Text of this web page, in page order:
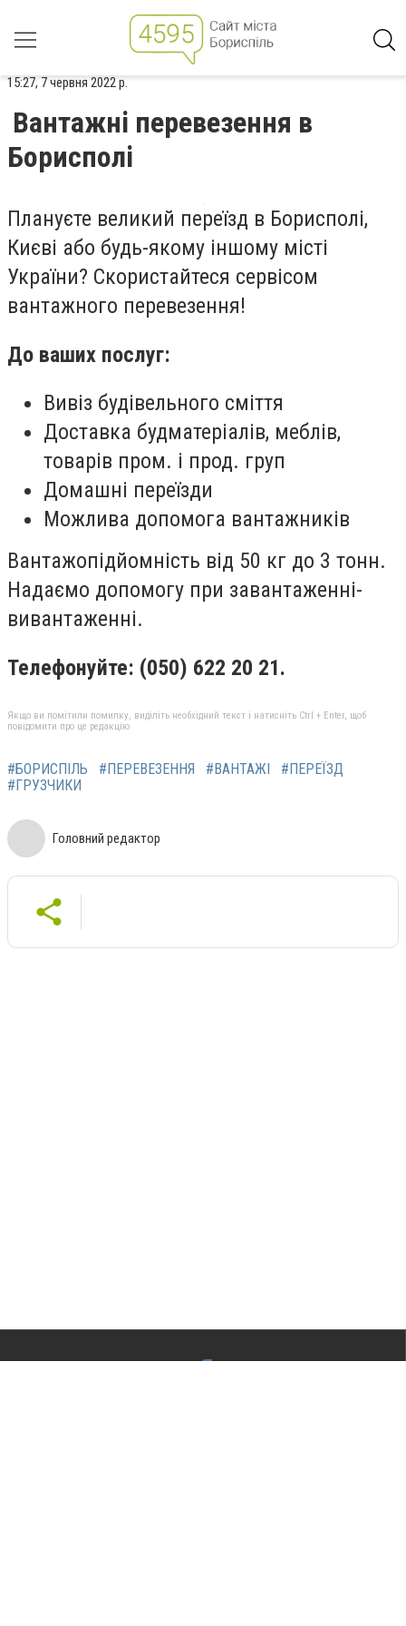
15:27, 7 червня 2022 р.
Вантажні перевезення в
Борисполі
Плануєте великий переїзд в Борисполі,
Києві або будь-якому іншому місті
України? Скористайтеся сервісом
вантажного перевезення!
До ваших послуг:
Вивіз будівельного сміття
Доставка будматеріалів, меблів,
товарів пром. і прод. груп
Домашні переїзди
Можлива допомога вантажників
Вантажопідйомність від 50 кг до 3 тонн.
Надаємо допомогу при завантаженні-
вивантаженні.
Телефонуйте: (050) 622 20 21.
Якщо ви помітили помилку, виділіть необхідний текст і натисніть Ctrl + Enter, щоб
повідомити про це редакцію
#БОРИСПІЛЬ #ПЕРЕВЕЗЕННЯ #ВАНТАЖІ
#ПЕРЕЇЗД
#ГРУЗЧИКИ
Головний редактор